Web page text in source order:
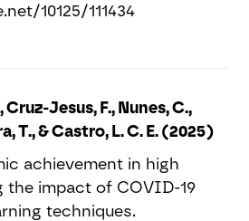
10125/111434
Jesus, F., Nunes, C.,
T., & Castro, L. C. E. (2025)
achievement in high
the impact of COVID-19
techniques.